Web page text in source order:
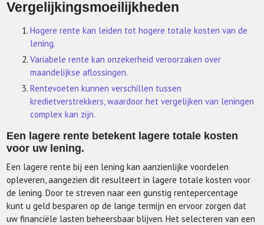
Vergelijkingsmoeilijkheden
Hogere rente kan leiden tot hogere totale kosten van de
lening.
Variabele rente kan onzekerheid veroorzaken over
maandelijkse aflossingen.
Rentevoeten kunnen verschillen tussen
kredietverstrekkers, waardoor het vergelijken van leningen
complex kan zijn.
Een lagere rente betekent lagere totale kosten
voor uw lening.
Een lagere rente bij een lening kan aanzienlijke voordelen
opleveren, aangezien dit resulteert in lagere totale kosten voor
de lening. Door te streven naar een gunstig rentepercentage
kunt u geld besparen op de lange termijn en ervoor zorgen dat
uw financiële lasten beheersbaar blijven. Het selecteren van een